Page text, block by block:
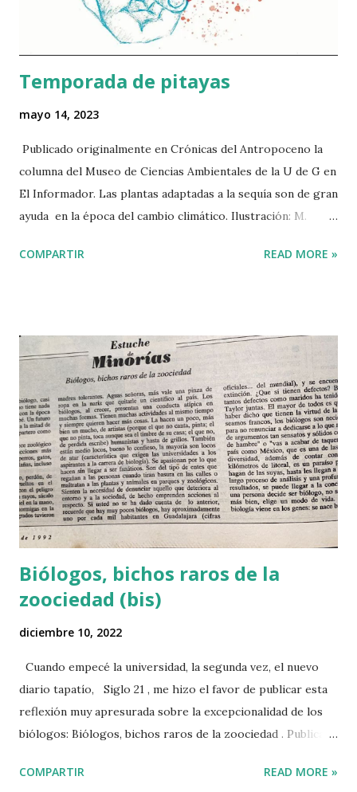
temporada de la serie The White Lotus (2022). ​ El nopal
resultó ser engañosamente univ...
Temporada de pitayas
mayo 14, 2023
Publicado originalmente en Crónicas del Antropoceno la
columna del Museo de Ciencias Ambientales de la U de G en
El Informador. Las plantas adaptadas a la sequía son de gran
ayuda en la época del cambio climático. Ilustración: M.
particularmente severa no sólo invita a irse los fines de
deliciosas de tonos brillantes y atractivos de rojo, violeta,
rosa mexicano y amarillo. Además de endulzarnos la
primavera, la temporada de pitayas brinda oportunidades
para reflexionar sobre el origen de los alimentos y nuestra
relación con la naturaleza. Por ejemplo, ¿te has preguntado
de dónde traen las verduras y frutas que compras en el
tianguis o el supermercado y cuál es el impacto ambiental
de su producción? El desmonte para establecer parcelas
de cultivo,...
COMPARTIR READ MORE »
Biólogos, bichos raros de la
zoociedad (bis)
diciembre 10, 2022
Cuando empecé la universidad, la segunda vez, el nuevo
diario tapatío, Siglo 21 , me hizo el favor de publicar esta
reflexión muy apresurada sobre la excepcionalidad de los
biólogos: Biólogos, bichos raros de la zoociedad . Publicado
autor le faltaba aprender a usar las comas y experiencia en
COMPARTIR READ MORE »